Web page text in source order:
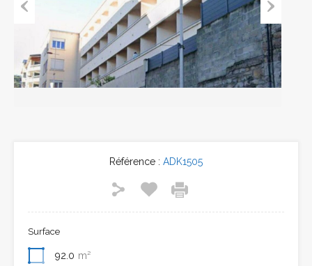
Previous Next
Référence : ADK1505
Surface
92.0 m²